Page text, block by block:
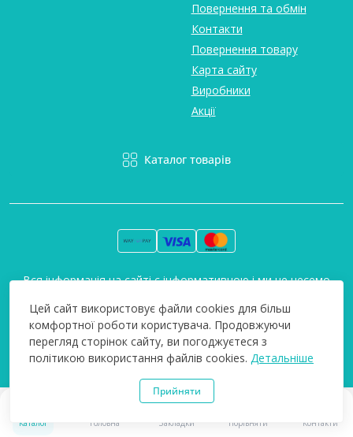
Каталог Головна Закладки
0
Порівняти Контакти
Повернення та обмін
Контакти
Повернення товару
Карта сайту
Виробники
Акції
Каталог товарів
Вся інформація на сайті є інформативною і ми не несемо
2026
Цей сайт використовує файли cookies для більш
комфортної роботи користувача. Продовжуючи
перегляд сторінок сайту, ви погоджуєтеся з
політикою використання файлів cookies. Детальніше
Прийняти